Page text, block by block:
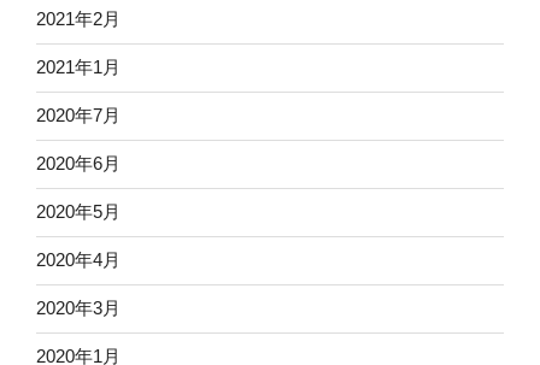
2021年2月
2021年1月
2020年7月
2020年6月
2020年5月
2020年4月
2020年3月
2020年1月